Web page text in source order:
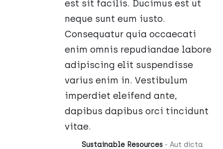
est sit facilis. Ducimus est ut
neque sunt eum iusto.
Consequatur quia occaecati
enim omnis repudiandae labore
adipiscing elit suspendisse
varius enim in. Vestibulum
imperdiet eleifend ante,
dapibus dapibus orci tincidunt
vitae.
Sustainable Resources- Aut dicta